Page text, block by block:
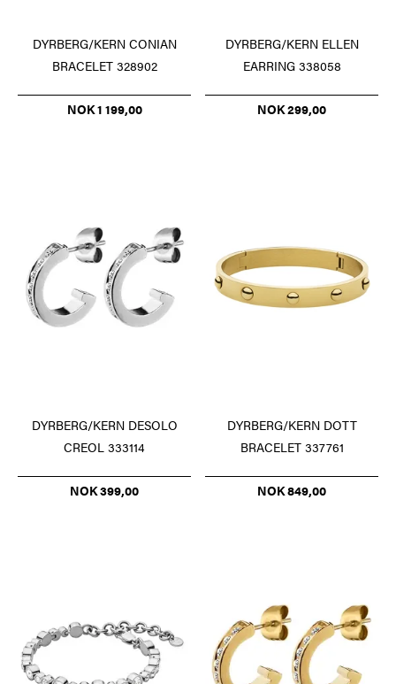
DYRBERG/KERN CONIAN
BRACELET 328902
NOK 1 199,00
DYRBERG/KERN ELLEN
EARRING 338058
NOK 299,00
DYRBERG/KERN DESOLO
CREOL 333114
NOK 399,00
DYRBERG/KERN DOTT
BRACELET 337761
NOK 849,00